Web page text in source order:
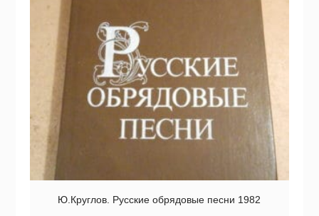
Ю.Круглов. Русские обрядовые песни 1982